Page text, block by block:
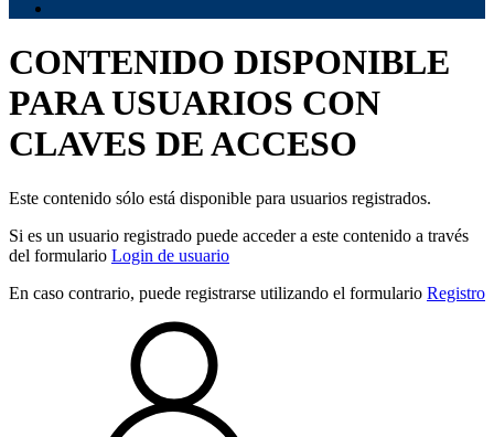
CONTENIDO DISPONIBLE
PARA USUARIOS CON
CLAVES DE ACCESO
Este contenido sólo está disponible para usuarios registrados.
Si es un usuario registrado puede acceder a este contenido a través
del formulario Login de usuario
En caso contrario, puede registrarse utilizando el formulario Registro